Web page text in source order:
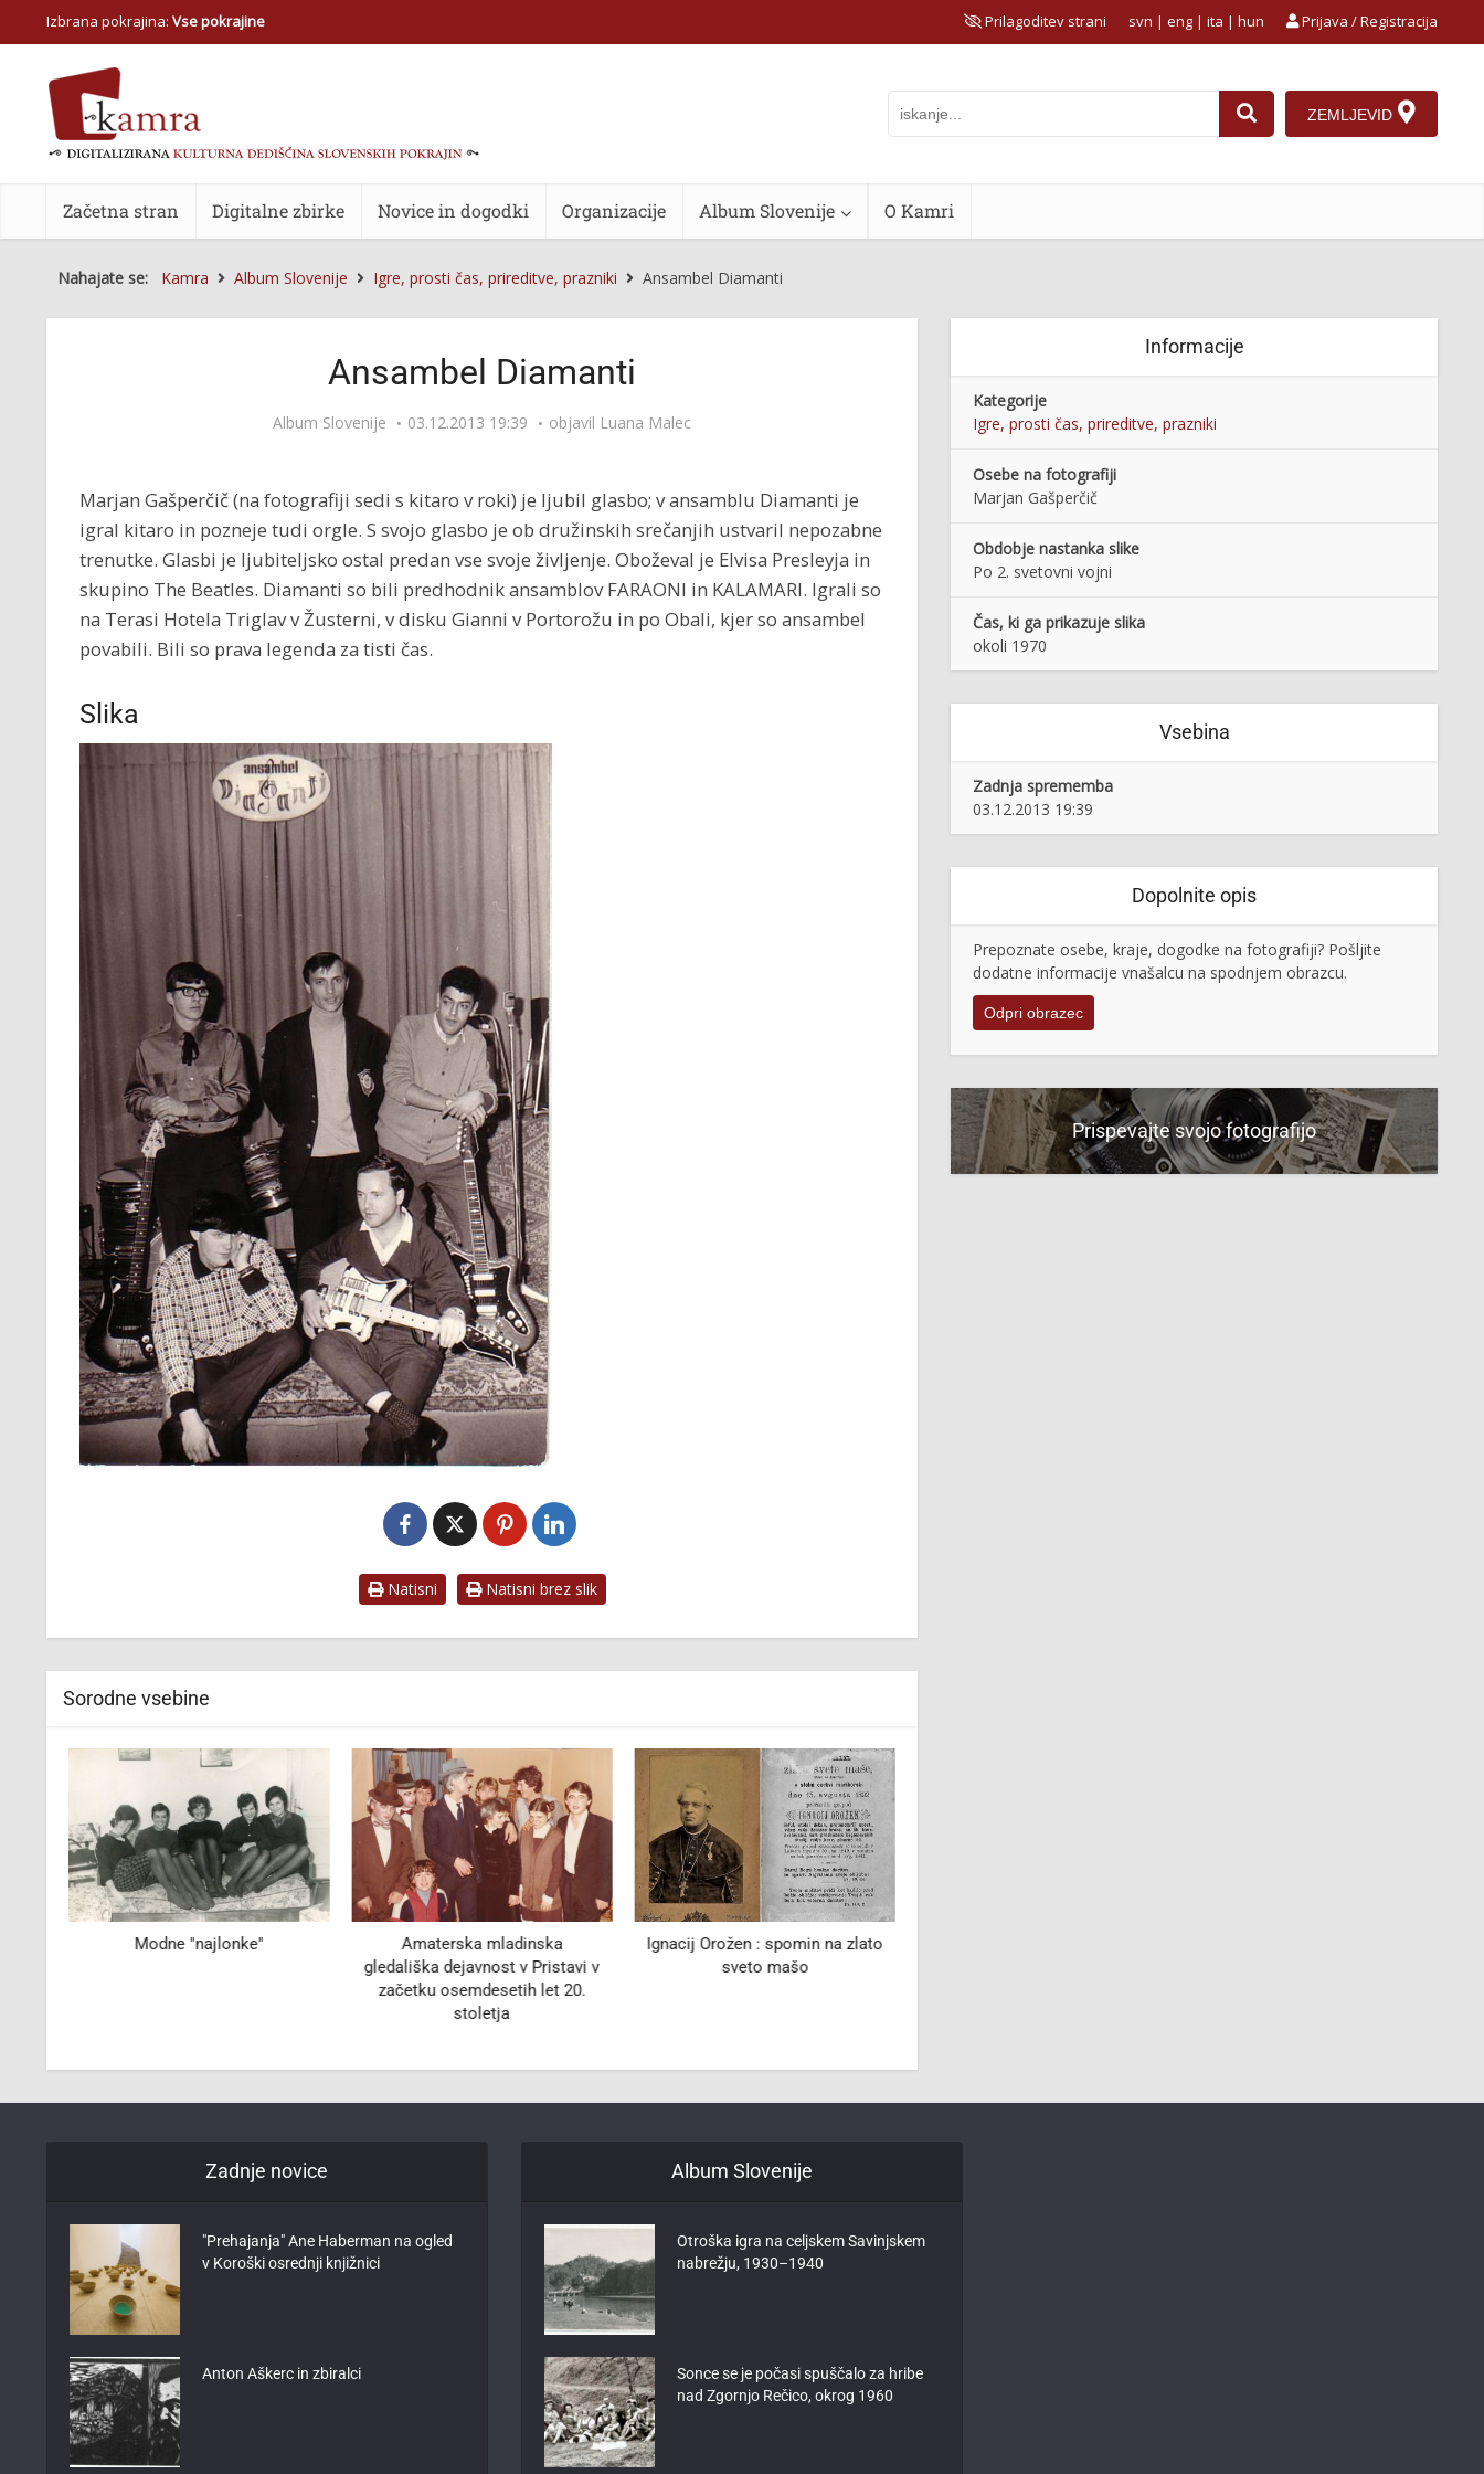
Izbrana pokrajina: Vse pokrajine Prilagoditev strani Prijava / Registracija
svn | eng | ita | hun
ZEMLJEVID
Začetna stran Digitalne zbirke Novice in dogodki Organizacije Album Slovenije O Kamri
Nahajate se: Kamra Album Slovenije Igre, prosti čas, prireditve, prazniki Ansambel Diamanti
Ansambel Diamanti
Album Slovenije 03.12.2013 19:39 objavil Luana Malec
Marjan Gašperčič (na fotografiji sedi s kitaro v roki) je ljubil glasbo; v ansamblu Diamanti je
igral kitaro in pozneje tudi orgle. S svojo glasbo je ob družinskih srečanjih ustvaril nepozabne
trenutke. Glasbi je ljubiteljsko ostal predan vse svoje življenje. Oboževal je Elvisa Presleyja in
skupino The Beatles. Diamanti so bili predhodnik ansamblov FARAONI in KALAMARI. Igrali so
na Terasi Hotela Triglav v Žusterni, v disku Gianni v Portorožu in po Obali, kjer so ansambel
povabili. Bili so prava legenda za tisti čas.
Slika
Natisni Natisni brez slik
Sorodne vsebine
Modne "najlonke"
Amaterska mladinska
gledališka dejavnost v Pristavi v
začetku osemdesetih let 20.
stoletja
Ignacij Orožen : spomin na zlato
sveto mašo
Informacije
Kategorije
Igre, prosti čas, prireditve, prazniki
Osebe na fotografiji
Marjan Gašperčič
Obdobje nastanka slike
Po 2. svetovni vojni
Čas, ki ga prikazuje slika
okoli 1970
Vsebina
Zadnja sprememba
03.12.2013 19:39
Dopolnite opis
Prepoznate osebe, kraje, dogodke na fotografiji? Pošljite
dodatne informacije vnašalcu na spodnjem obrazcu.
Odpri obrazec
Prispevajte svojo fotografijo
Zadnje novice
"Prehajanja" Ane Haberman na ogled
v Koroški osrednji knjižnici
Anton Aškerc in zbiralci
Album Slovenije
Otroška igra na celjskem Savinjskem
nabrežju, 1930–1940
Sonce se je počasi spuščalo za hribe
nad Zgornjo Rečico, okrog 1960